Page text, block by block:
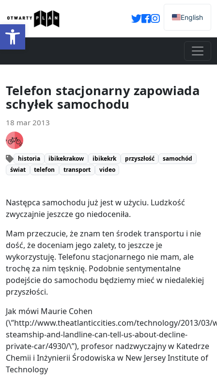
Otwórz pasek narzędzi
English
Telefon stacjonarny zapowiada
schyłek samochodu
18 mar 2013
historia ibikekrakow ibikekrk przyszłość
samochód
świat
telefon transport video
Następca samochodu już jest w użyciu. Ludzkość
zwyczajnie jeszcze go niedoceniła.
Mam przeczucie, że znam ten środek transportu i nie
dość, że doceniam jego zalety, to jeszcze je
wykorzystuję. Telefonu stacjonarnego nie mam, ale
trochę za nim tęsknię. Podobnie sentymentalne
podejście do samochodu będziemy mieć w niedalekiej
przyszłości.
Jak mówi Maurie Cohen
(\”http://www.theatlanticcities.com/technology/2013/03/
steamship-and-landline-can-tell-us-about-decline-
private-car/4930/\”), profesor nadzwyczajny w Katedrze
Chemii i Inżynierii Środowiska w New Jersey Institute of
Technology